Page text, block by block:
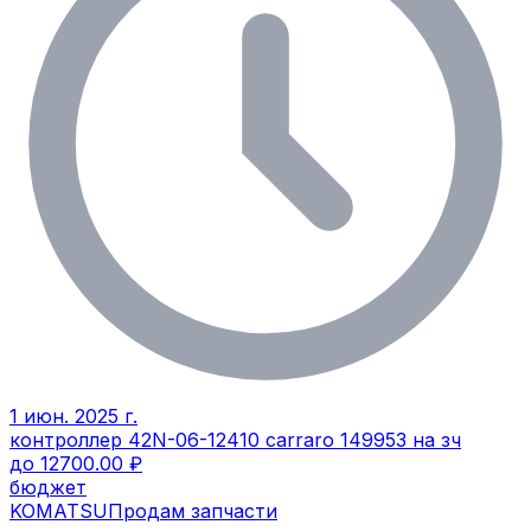
1 июн. 2025 г.
контроллер 42N-06-12410 carraro 149953 на зч
до 12700.00 ₽
бюджет
KOMATSUПродам запчасти